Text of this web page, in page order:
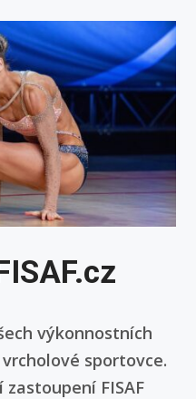
výkonnostních
sportovce.
FISAF